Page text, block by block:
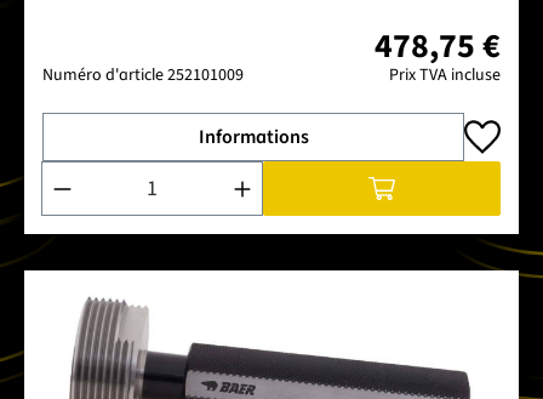
Numéro d'article252101009
478,75 €
Prix TVA incluse
Informations
Quantité de produit : Entrez la quantité souhaitée ou